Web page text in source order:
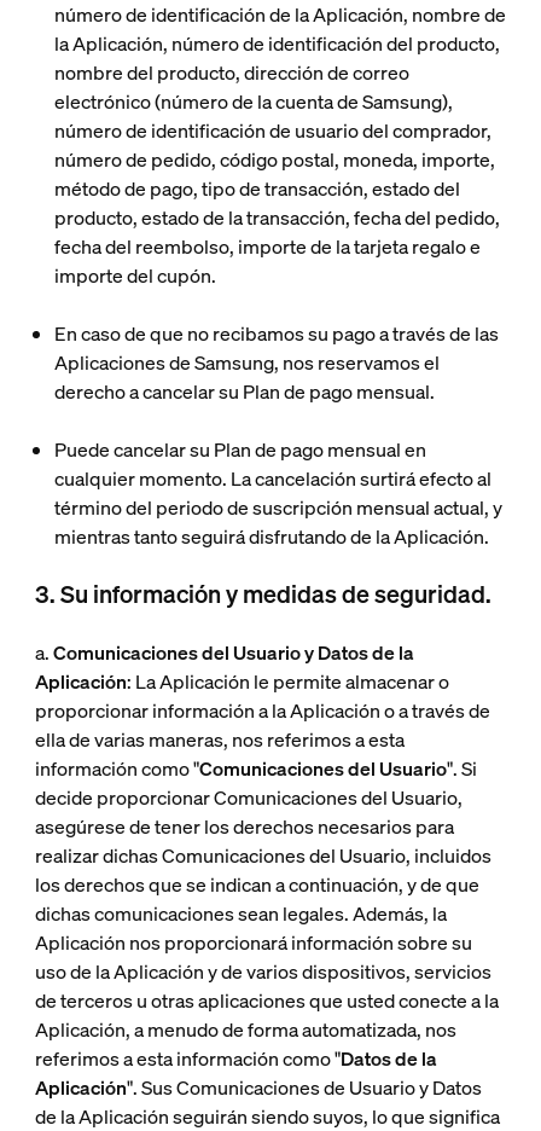
número de identificación de la Aplicación, nombre de
la Aplicación, número de identificación del producto,
nombre del producto, dirección de correo
electrónico (número de la cuenta de Samsung),
número de identificación de usuario del comprador,
número de pedido, código postal, moneda, importe,
método de pago, tipo de transacción, estado del
producto, estado de la transacción, fecha del pedido,
fecha del reembolso, importe de la tarjeta regalo e
importe del cupón.
En caso de que no recibamos su pago a través de las
Aplicaciones de Samsung, nos reservamos el
derecho a cancelar su Plan de pago mensual.
Puede cancelar su Plan de pago mensual en
cualquier momento. La cancelación surtirá efecto al
término del periodo de suscripción mensual actual, y
mientras tanto seguirá disfrutando de la Aplicación.
3. Su información y medidas de seguridad.
a.Comunicaciones del Usuario y Datos de la
Aplicación: La Aplicación le permite almacenar o
proporcionar información a la Aplicación o a través de
ella de varias maneras, nos referimos a esta
información como "Comunicaciones del Usuario". Si
decide proporcionar Comunicaciones del Usuario,
asegúrese de tener los derechos necesarios para
realizar dichas Comunicaciones del Usuario, incluidos
los derechos que se indican a continuación, y de que
dichas comunicaciones sean legales. Además, la
Aplicación nos proporcionará información sobre su
uso de la Aplicación y de varios dispositivos, servicios
de terceros u otras aplicaciones que usted conecte a la
Aplicación, a menudo de forma automatizada, nos
referimos a esta información como "Datos de la
Aplicación". Sus Comunicaciones de Usuario y Datos
de la Aplicación seguirán siendo suyos, lo que significa